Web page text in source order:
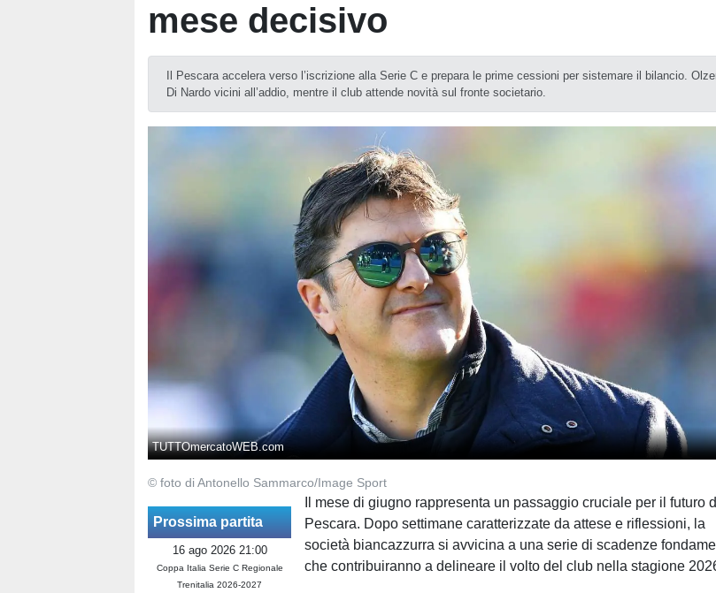
mese decisivo
Il Pescara accelera verso l’iscrizione alla Serie C e prepara le prime cessioni per sistemare il bilancio.
Di Nardo vicini all’addio, mentre il club attende novità sul fronte societario.
TUTTOmercatoWEB.com
© foto di Antonello Sammarco/Image Sport
Prossima partita
16 ago 2026 21:00
Coppa Italia Serie C Regionale
Trenitalia 2026-2027
Il mese di giugno rappresenta un passaggio cruciale per il futuro
Pescara. Dopo settimane caratterizzate da attese e riflessioni, la
società biancazzurra si avvicina a una serie di scadenze
che contribuiranno a delineare il volto del club nella stagione